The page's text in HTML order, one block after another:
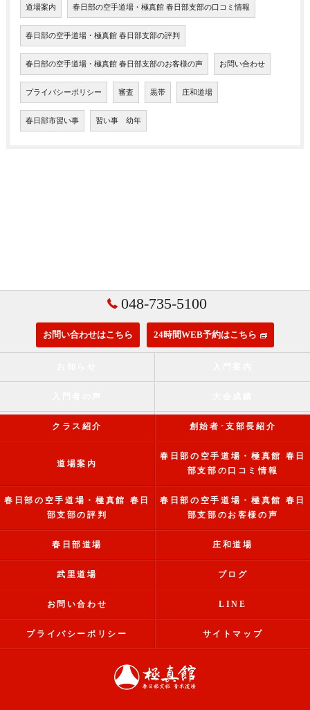
道場案内 春日部の空手道場・極真館 春日部支部の口コミ情報
春日部の空手道場・極真館 春日部支部の評判
春日部の空手道場・極真館 春日部支部のお客様の声 お問い合わせ
プライバシーポリシー 審査 黒帯 庄和道場
春日部市習い事 習い事 幼年
048-735-5100
お問い合わせはこちら 24時間WEB予約はこちら
クラス紹介 創始者･支部長紹介
道場案内
春日部の空手道場・極真館 春日
部支部の口コミ情報
春日部の空手道場・極真館 春日
部支部の評判
春日部の空手道場・極真館 春日
部支部のお客様の声
春日部道場 庄和道場
武里道場 ブログ
お問い合わせ LINE
プライバシーポリシー サイトマップ